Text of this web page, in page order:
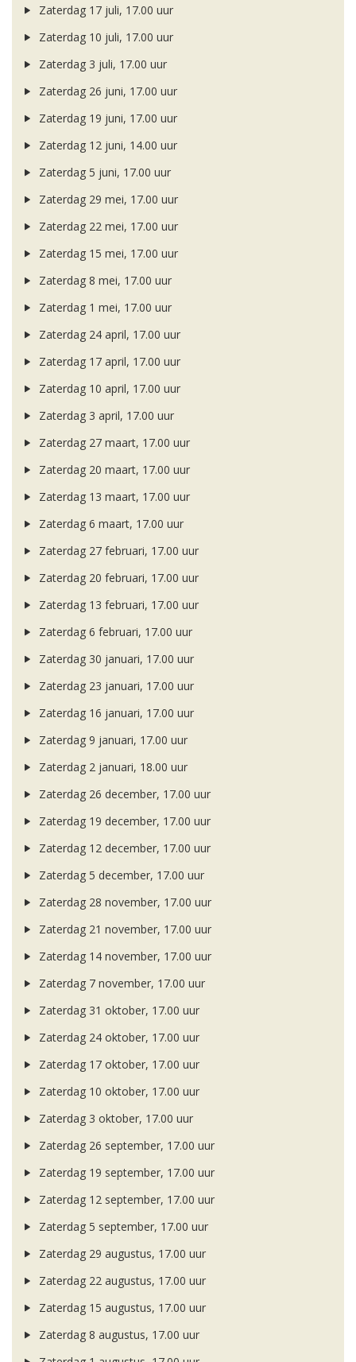
Zaterdag 17 juli, 17.00 uur
Zaterdag 10 juli, 17.00 uur
Zaterdag 3 juli, 17.00 uur
Zaterdag 26 juni, 17.00 uur
Zaterdag 19 juni, 17.00 uur
Zaterdag 12 juni, 14.00 uur
Zaterdag 5 juni, 17.00 uur
Zaterdag 29 mei, 17.00 uur
Zaterdag 22 mei, 17.00 uur
Zaterdag 15 mei, 17.00 uur
Zaterdag 8 mei, 17.00 uur
Zaterdag 1 mei, 17.00 uur
Zaterdag 24 april, 17.00 uur
Zaterdag 17 april, 17.00 uur
Zaterdag 10 april, 17.00 uur
Zaterdag 3 april, 17.00 uur
Zaterdag 27 maart, 17.00 uur
Zaterdag 20 maart, 17.00 uur
Zaterdag 13 maart, 17.00 uur
Zaterdag 6 maart, 17.00 uur
Zaterdag 27 februari, 17.00 uur
Zaterdag 20 februari, 17.00 uur
Zaterdag 13 februari, 17.00 uur
Zaterdag 6 februari, 17.00 uur
Zaterdag 30 januari, 17.00 uur
Zaterdag 23 januari, 17.00 uur
Zaterdag 16 januari, 17.00 uur
Zaterdag 9 januari, 17.00 uur
Zaterdag 2 januari, 18.00 uur
Zaterdag 26 december, 17.00 uur
Zaterdag 19 december, 17.00 uur
Zaterdag 12 december, 17.00 uur
Zaterdag 5 december, 17.00 uur
Zaterdag 28 november, 17.00 uur
Zaterdag 21 november, 17.00 uur
Zaterdag 14 november, 17.00 uur
Zaterdag 7 november, 17.00 uur
Zaterdag 31 oktober, 17.00 uur
Zaterdag 24 oktober, 17.00 uur
Zaterdag 17 oktober, 17.00 uur
Zaterdag 10 oktober, 17.00 uur
Zaterdag 3 oktober, 17.00 uur
Zaterdag 26 september, 17.00 uur
Zaterdag 19 september, 17.00 uur
Zaterdag 12 september, 17.00 uur
Zaterdag 5 september, 17.00 uur
Zaterdag 29 augustus, 17.00 uur
Zaterdag 22 augustus, 17.00 uur
Zaterdag 15 augustus, 17.00 uur
Zaterdag 8 augustus, 17.00 uur